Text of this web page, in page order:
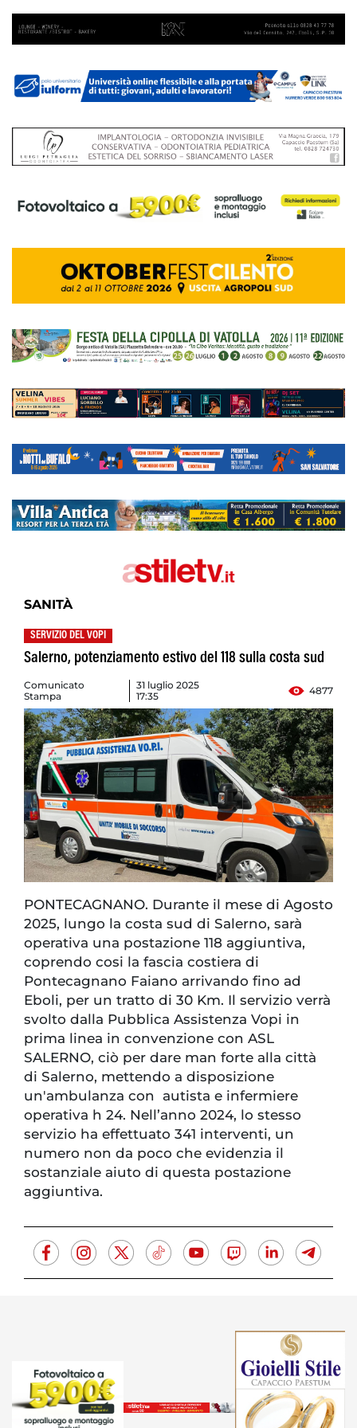
SANITÀ
SERVIZIO DEL VOPI
Salerno, potenziamento estivo del 118 sulla costa sud
Comunicato
Stampa
31 luglio 2025
17:35
4877
PONTECAGNANO. Durante il mese di Agosto
2025, lungo la costa sud di Salerno, sarà
operativa una postazione 118 aggiuntiva,
coprendo cosi la fascia costiera di
Pontecagnano Faiano arrivando fino ad
Eboli, per un tratto di 30 Km. Il servizio verrà
svolto dalla Pubblica Assistenza Vopi in
prima linea in convenzione con ASL
SALERNO, ciò per dare man forte alla città
di Salerno, mettendo a disposizione
un'ambulanza con autista e infermiere
operativa h 24. Nell’anno 2024, lo stesso
servizio ha effettuato 341 interventi, un
numero non da poco che evidenzia il
sostanziale aiuto di questa postazione
aggiuntiva.